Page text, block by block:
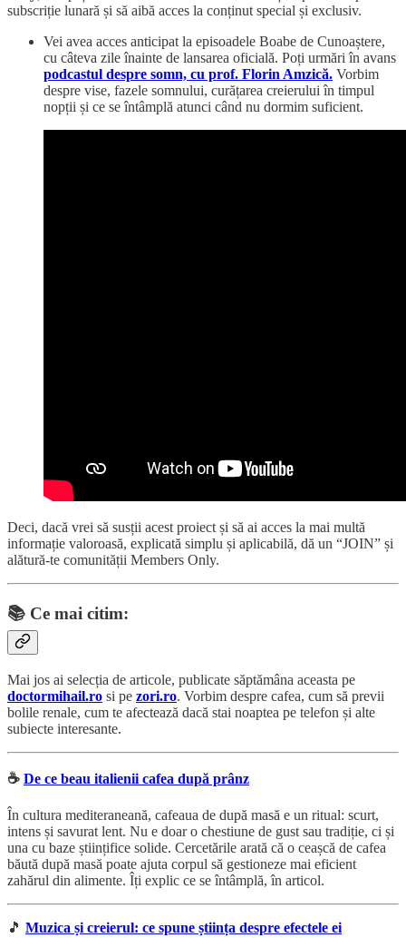
subscriție lunară și să aibă acces la conținut special și exclusiv.
Vei avea acces anticipat la episoadele Boabe de Cunoaștere,
cu câteva zile înainte de lansarea oficială. Poți urmări în avans
podcastul despre somn, cu prof. Florin Amzică. Vorbim
despre vise, fazele somnului, curățarea creierului în timpul
nopții și ce se întâmplă atunci când nu dormim suficient.
Deci, dacă vrei să susții acest proiect și să ai acces la mai multă
informație valoroasă, explicată simplu și aplicabilă, dă un “JOIN” și
alătură-te comunității Members Only.
📚 Ce mai citim:
Mai jos ai selecția de articole, publicate săptămâna aceasta pe
doctormihail.ro si pe zori.ro. Vorbim despre cafea, cum să previi
bolile renale, cum te afectează dacă stai noaptea pe telefon și alte
subiecte interesante.
☕️ De ce beau italienii cafea după prânz
În cultura mediteraneană, cafeaua de după masă e un ritual: scurt,
intens și savurat lent. Nu e doar o chestiune de gust sau tradiție, ci și
una cu baze științifice solide. Cercetările arată că o ceașcă de cafea
băută după masă poate ajuta corpul să gestioneze mai eficient
zahărul din alimente. Îți explic ce se întâmplă, în articol.
🎵 Muzica și creierul: ce spune știința despre efectele ei